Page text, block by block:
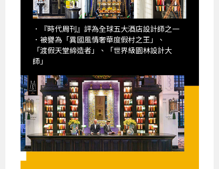
．『時代周刊』評為全球五大酒店設計師之一
．被譽為「異國風情奢華度假村之王」、
「渡假天堂締造者」、「世界級園林設計大
師」